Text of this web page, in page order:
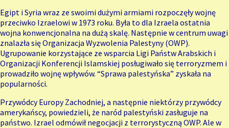
Egipt i Syria wraz ze swoimi dużymi armiami rozpoczęły wojnę
przeciwko Izraelowi w 1973 roku. Była to dla Izraela ostatnia
wojna konwencjonalna na dużą skalę. Następnie w centrum uwagi
znalazła się Organizacja Wyzwolenia Palestyny (OWP).
Ugrupowanie korzystające ze wsparcia Ligi Państw Arabskich i
Organizacji Konferencji Islamskiej posługiwało się terroryzmem i
prowadziło wojnę wpływów. “Sprawa palestyńska” zyskała na
popularności.
Przywódcy Europy Zachodniej, a następnie niektórzy przywódcy
amerykańscy, powiedzieli, że naród palestyński zasługuje na
państwo. Izrael odmówił negocjacji z terrorystyczną OWP. Ale w